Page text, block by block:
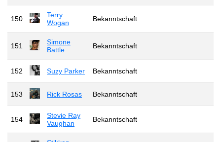
150
Terry
Wogan
Bekanntschaft
151
Simone
Battle
Bekanntschaft
152 Suzy Parker Bekanntschaft
153 Rick Rosas Bekanntschaft
154
Stevie Ray
Vaughan
Bekanntschaft